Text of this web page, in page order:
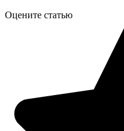
Оцените статью